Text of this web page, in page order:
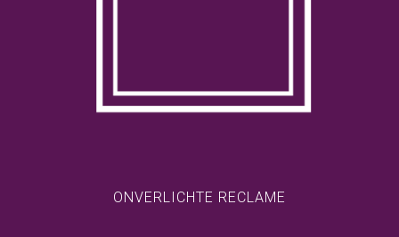
ONVERLICHTE RECLAME